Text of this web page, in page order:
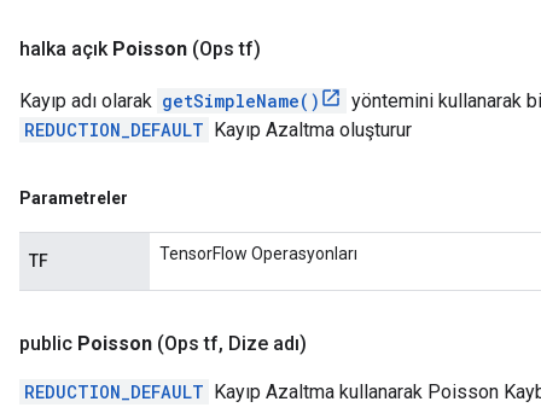
halka açık Poisson (Ops tf)
Kayıp adı olarak getSimpleName()
yöntemini kullanarak
REDUCTION_DEFAULT Kayıp Azaltma oluşturur
Parametreler
TF TensorFlow Operasyonları
public Poisson (Ops tf, Dize adı)
REDUCTION_DEFAULT Kayıp Azaltma kullanarak Poisson